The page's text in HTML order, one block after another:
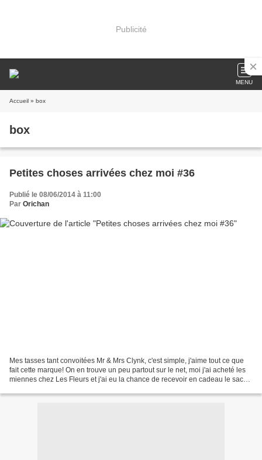
Publicité
MENU
Accueil » box
box
Petites choses arrivées chez moi #36
Publié le 08/06/2014 à 11:00
Par Orichan
Mes tasses tant convoitées Mr & Mrs Clynk, c'est simple, j'aime tout ce que
fait cette marque! On en trouve un peu partout sur le net, moi j'ai acheté les
miennes chez Les Fleurs et j'ai eu la chance de recevoir en cadeau le sac